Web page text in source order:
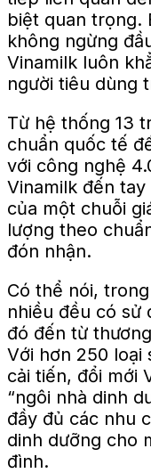
biệt quan trọng.
không ngừng
Vinamilk luôn
người tiêu dùng
Từ hệ thống 13
chuẩn quốc tế
với công nghệ
Vinamilk đến
của một chuỗi
lượng theo
đón nhận.
Có thể nói,
nhiều đều có sử
đó đến từ
Với hơn 250 loại
cải tiến, đổi mới
“ngôi nhà dinh
đầy đủ các nhu
dinh dưỡng cho
đình.